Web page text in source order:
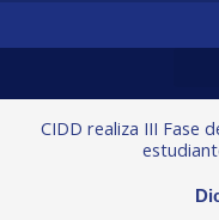
CIDD realiza III Fase